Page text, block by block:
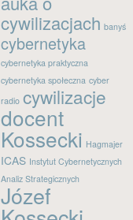
cywilizacjach banyś
cybernetyka
cybernetyka praktyczna
cybernetyka społeczna cyber
radio cywilizacje
docent
Kossecki Hagmajer
ICAS Instytut Cybernetycznych
Analiz Strategicznych
Józef